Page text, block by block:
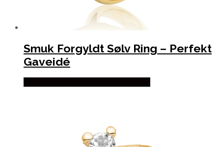
Smuk Forgyldt Sølv Ring – Perfekt
Gaveidé